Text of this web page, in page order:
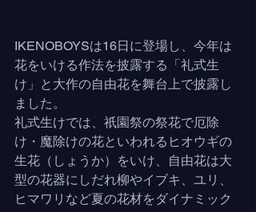
IKENOBOYSは16日に登場し、今年は
花をいける作法を披露する「礼式生
け」と大作の自由花を舞台上で披露し
ました。
礼式生けでは、祇園祭の祭花で厄除
け・魔除けの花といわれるヒオウギの
生花（しょうか）をいけ、自由花は大
型の花器にしだれ柳やイブキ、ユリ、
ヒマワリなど夏の花材をダイナミック